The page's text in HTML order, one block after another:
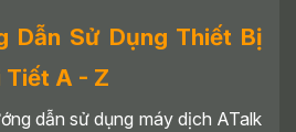
Dẫn Sử Dụng Thiết Bị
Tiết A - Z
dẫn sử dụng máy dịch ATalk